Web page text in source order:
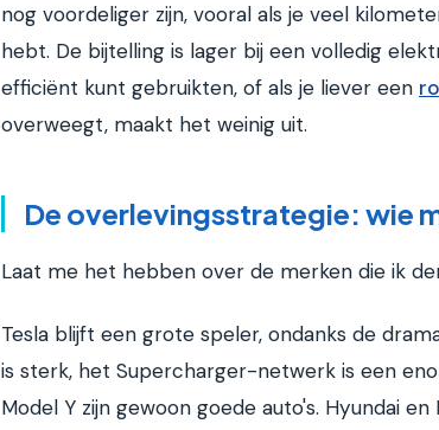
nog voordeliger zijn, vooral als je veel
hebt. De bijtelling is lager bij een volledig
efficiënt kunt gebruikten, of als je liever een
overweegt, maakt het weinig uit.
De overlevingsstrategie: wie
Laat me het hebben over de merken die ik
Tesla blijft een grote speler, ondanks de
is sterk, het Supercharger-netwerk is een
Model Y zijn gewoon goede auto's. Hyundai